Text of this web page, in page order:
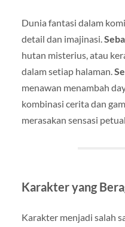
Dunia fantasi dalam
detail dan imajinasi.
hutan misterius, atau
dalam setiap halaman.
menawan menambah
kombinasi cerita dan
merasakan sensasi
Karakter yang
Karakter menjadi salah